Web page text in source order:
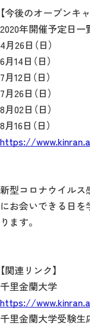
【今後のオープンキ
2020年開催予定日一
4月26日（日）
6月14日（日）
7月12日（日）
7月26日（日）
8月02日（日）
8月16日（日）
https://
新型コロナウイルス
にお会いできる日を
ります。
【関連リンク】
千里金蘭大学
https://
千里金蘭大学受験生